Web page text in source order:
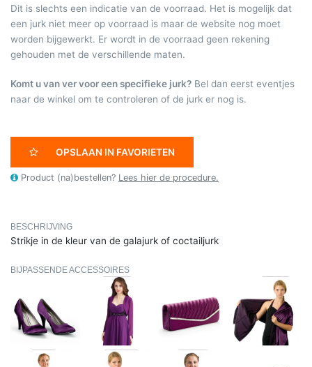
Dit is slechts een indicatie van de voorraad. Het is mogelijk dat
een jurk niet meer op voorraad is maar de website nog moet
worden bijgewerkt. Er wordt in de voorraad geen rekening
gehouden met de verschillende maten.
Komt u van ver voor een specifieke jurk? Bel dan eerst eventjes
naar de winkel om te controleren of de jurk er nog is.
OPSLAAN IN FAVORIETEN
Product (na)bestellen? Lees hier de procedure.
BESCHRIJVING
Strikje in de kleur van de galajurk of coctailjurk
BIJPASSENDE ACCESSOIRES